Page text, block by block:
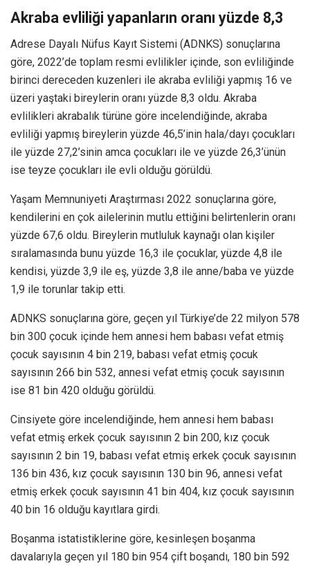
Akraba evliliği yapanların oranı yüzde 8,3
Adrese Dayalı Nüfus Kayıt Sistemi (ADNKS) sonuçlarına
göre, 2022’de toplam resmi evlilikler içinde, son evliliğinde
birinci dereceden kuzenleri ile akraba evliliği yapmış 16 ve
üzeri yaştaki bireylerin oranı yüzde 8,3 oldu. Akraba
evlilikleri akrabalık türüne göre incelendiğinde, akraba
evliliği yapmış bireylerin yüzde 46,5’inin hala/dayı çocukları
ile yüzde 27,2’sinin amca çocukları ile ve yüzde 26,3’ünün
ise teyze çocukları ile evli olduğu görüldü.
Yaşam Memnuniyeti Araştırması 2022 sonuçlarına göre,
kendilerini en çok ailelerinin mutlu ettiğini belirtenlerin oranı
yüzde 67,6 oldu. Bireylerin mutluluk kaynağı olan kişiler
sıralamasında bunu yüzde 16,3 ile çocuklar, yüzde 4,8 ile
kendisi, yüzde 3,9 ile eş, yüzde 3,8 ile anne/baba ve yüzde
1,9 ile torunlar takip etti.
ADNKS sonuçlarına göre, geçen yıl Türkiye’de 22 milyon 578
bin 300 çocuk içinde hem annesi hem babası vefat etmiş
çocuk sayısının 4 bin 219, babası vefat etmiş çocuk
sayısının 266 bin 532, annesi vefat etmiş çocuk sayısının
ise 81 bin 420 olduğu görüldü.
Cinsiyete göre incelendiğinde, hem annesi hem babası
vefat etmiş erkek çocuk sayısının 2 bin 200, kız çocuk
sayısının 2 bin 19, babası vefat etmiş erkek çocuk sayısının
136 bin 436, kız çocuk sayısının 130 bin 96, annesi vefat
etmiş erkek çocuk sayısının 41 bin 404, kız çocuk sayısının
40 bin 16 olduğu kayıtlara girdi.
Boşanma istatistiklerine göre, kesinleşen boşanma
davalarıyla geçen yıl 180 bin 954 çift boşandı, 180 bin 592